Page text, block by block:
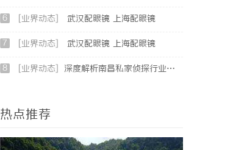
6 [业界动态] 武汉配眼镜 上海配眼镜
7 [业界动态] 武汉配眼镜 上海配眼镜
8 [业界动态] 深度解析南昌私家侦探行业的发展与应用现状
热点推荐